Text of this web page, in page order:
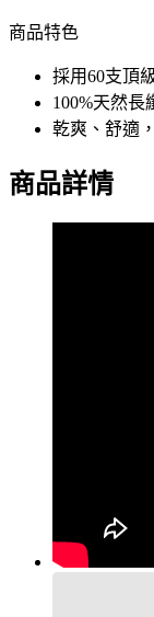
商品特色
採用60支頂
100%天然長
乾爽、舒適
商品詳情